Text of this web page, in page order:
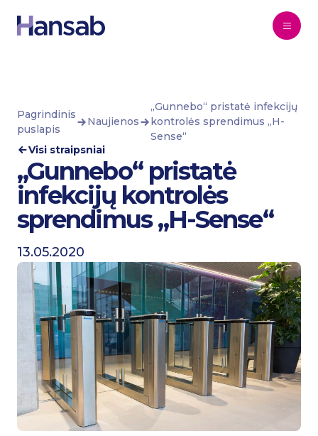
Pagrindinis
puslapis
Naujienos
„Gunnebo“ pristatė infekcijų
kontrolės sprendimus „H-
Sense“
Visi straipsniai
„Gunnebo“ pristatė
infekcijų kontrolės
sprendimus „H-Sense“
13.05.2020